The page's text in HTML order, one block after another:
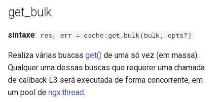
get_bulk
sintaxe: res, err = cache:get_bulk(bulk, opts?)
Realiza várias buscas get() de uma só vez (em massa).
Qualquer uma dessas buscas que requerer uma chamada
de callback L3 será executada de forma concorrente, em
um pool de ngx.thread.